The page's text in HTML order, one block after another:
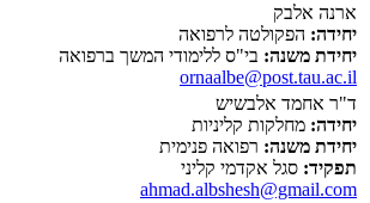
ארנה אלבק
יחידה: הפקולטה לרפואה
יחידת משנה: בי"ס ללימודי המשך ברפואה
ornaalbe@post.tau.ac.il
ד"ר אחמד אלבשיש
יחידה: מחלקות קליניות
יחידת משנה: רפואה פנימית
תפקיד: סגל אקדמי קליני
ahmad.albshesh@gmail.com